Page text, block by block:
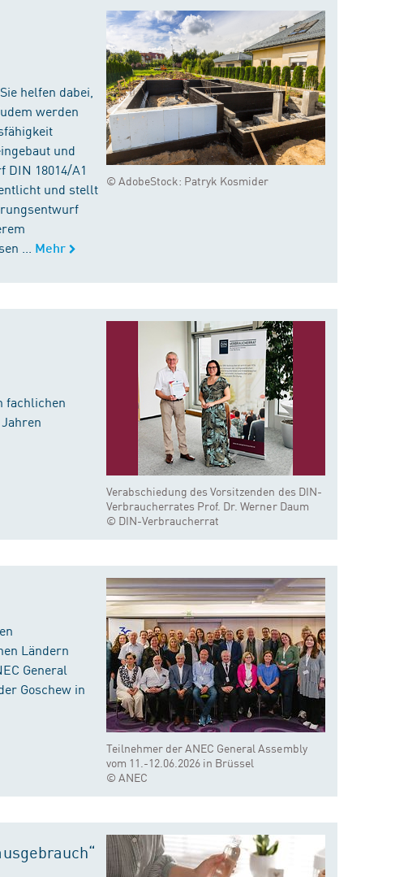
© AdobeStock: Patryk Kosmider
helfen dabei,
werden
und
18014/A1
und stellt
...
Mehr
Verabschiedung des Vorsitzenden des DIN-
Verbraucherrates Prof. Dr. Werner Daum
© DIN-Verbraucherrat
fachlichen
Teilnehmer der ANEC General Assembly
vom 11.-12.06.2026 in Brüssel
© ANEC
Ländern
General
Goschew in